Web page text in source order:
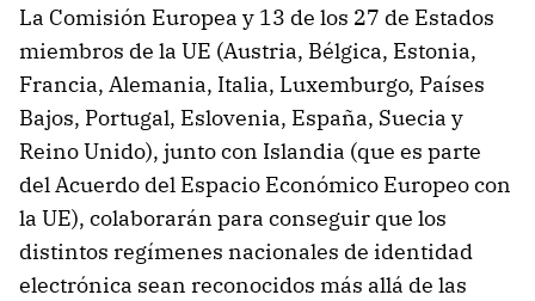
La Comisión Europea y 13 de los 27 de Estados
miembros de la UE (Austria, Bélgica, Estonia,
Francia, Alemania, Italia, Luxemburgo, Países
Bajos, Portugal, Eslovenia, España, Suecia y
Reino Unido), junto con Islandia (que es parte
del Acuerdo del Espacio Económico Europeo con
la UE), colaborarán para conseguir que los
distintos regímenes nacionales de identidad
electrónica sean reconocidos más allá de las